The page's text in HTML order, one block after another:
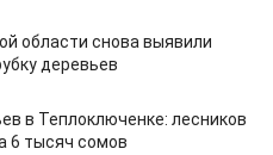
области снова выявили
деревьев
в Теплоключенке: лесников
6 тысяч сомов